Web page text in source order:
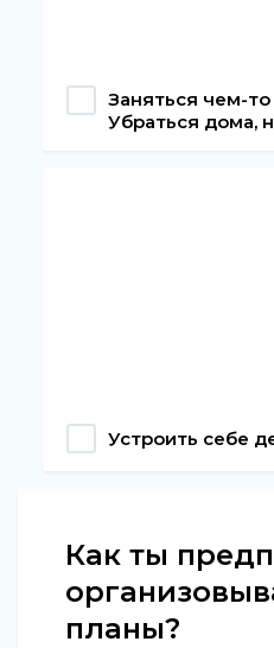
Заняться чем-
Убраться дома,
Устроить себе
Как ты
планы?